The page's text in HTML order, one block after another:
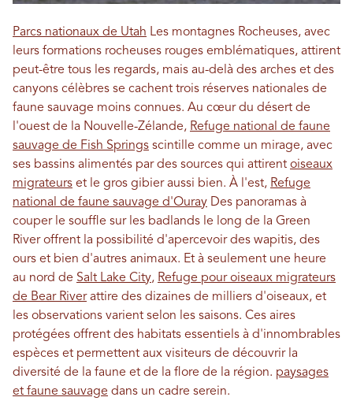
Parcs nationaux de Utah Les montagnes Rocheuses, avec
leurs formations rocheuses rouges emblématiques, attirent
peut-être tous les regards, mais au-delà des arches et des
canyons célèbres se cachent trois réserves nationales de
faune sauvage moins connues. Au cœur du désert de
l'ouest de la Nouvelle-Zélande, Refuge national de faune
sauvage de Fish Springs scintille comme un mirage, avec
ses bassins alimentés par des sources qui attirent oiseaux
migrateurs et le gros gibier aussi bien. À l'est, Refuge
national de faune sauvage d'Ouray Des panoramas à
couper le souffle sur les badlands le long de la Green
River offrent la possibilité d'apercevoir des wapitis, des
ours et bien d'autres animaux. Et à seulement une heure
au nord de Salt Lake City, Refuge pour oiseaux migrateurs
de Bear Riverattire des dizaines de milliers d'oiseaux, et
les observations varient selon les saisons. Ces aires
protégées offrent des habitats essentiels à d'innombrables
espèces et permettent aux visiteurs de découvrir la
diversité de la faune et de la flore de la région. paysages
et faune sauvage dans un cadre serein.